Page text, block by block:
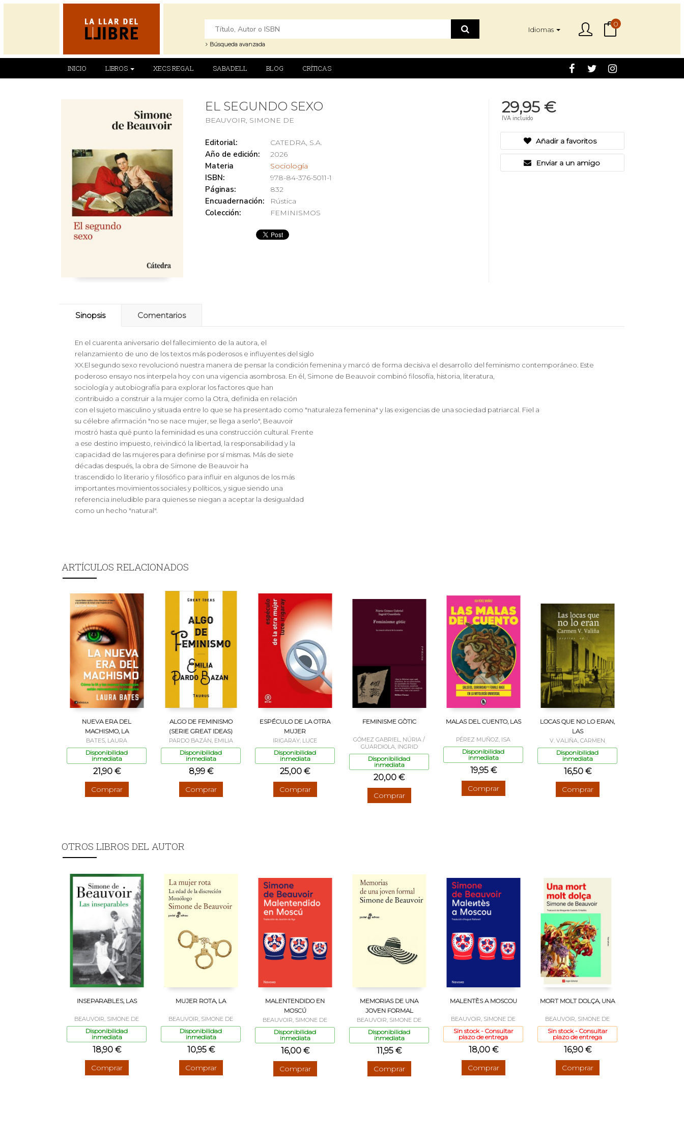
Búsqueda avanzada
Idiomas
0
INICIO LIBROS XECS REGAL SABADELL BLOG CRÍTICAS
EL SEGUNDO SEXO
BEAUVOIR, SIMONE DE
Editorial: CATEDRA, S.A.
Año de edición: 2026
Materia Sociología
ISBN: 978-84-376-5011-1
Páginas: 832
Encuadernación: Rústica
Colección: FEMINISMOS
29,95 €
IVA incluido
Añadir a favoritos
Enviar a un amigo
Sinopsis Comentarios
En el cuarenta aniversario del fallecimiento de la autora, el
relanzamiento de uno de los textos más poderosos e influyentes del siglo
XX.El segundo sexo revolucionó nuestra manera de pensar la condición femenina y marcó de forma decisiva el desarrollo del feminismo contemporáneo. Este
poderoso ensayo nos interpela hoy con una vigencia asombrosa. En él, Simone de Beauvoir combinó filosofía, historia, literatura,
sociología y autobiografía para explorar los factores que han
contribuido a construir a la mujer como la Otra, definida en relación
con el sujeto masculino y situada entre lo que se ha presentado como "naturaleza femenina" y las exigencias de una sociedad patriarcal. Fiel a
su célebre afirmación "no se nace mujer, se llega a serlo", Beauvoir
mostró hasta qué punto la feminidad es una construcción cultural. Frente
a ese destino impuesto, reivindicó la libertad, la responsabilidad y la
capacidad de las mujeres para definirse por sí mismas. Más de siete
décadas después, la obra de Simone de Beauvoir ha
trascendido lo literario y filosófico para influir en algunos de los más
importantes movimientos sociales y políticos, y sigue siendo una
referencia ineludible para quienes se niegan a aceptar la desigualdad
como un hecho "natural".
ARTÍCULOS RELACIONADOS
NUEVA ERA DEL
MACHISMO, LA
BATES, LAURA
Disponibilidad
inmediata
21,90 €
Comprar
ALGO DE FEMINISMO
(SERIE GREAT IDEAS)
PARDO BAZÁN, EMILIA
Disponibilidad
inmediata
8,99 €
Comprar
ESPÉCULO DE LA OTRA
MUJER
IRIGARAY, LUCE
Disponibilidad
inmediata
25,00 €
Comprar
FEMINISME GÒTIC
GÓMEZ GABRIEL, NÚRIA /
GUARDIOLA, INGRID
Disponibilidad
inmediata
20,00 €
Comprar
MALAS DEL CUENTO, LAS
PÉREZ MUÑOZ, ISA
Disponibilidad
inmediata
19,95 €
Comprar
LOCAS QUE NO LO ERAN,
LAS
V. VALIÑA, CARMEN
Disponibilidad
inmediata
16,50 €
Comprar
OTROS LIBROS DEL AUTOR
INSEPARABLES, LAS
BEAUVOIR, SIMONE DE
Disponibilidad
inmediata
18,90 €
Comprar
MUJER ROTA, LA
BEAUVOIR, SIMONE DE
Disponibilidad
inmediata
10,95 €
Comprar
MALENTENDIDO EN
MOSCÚ
BEAUVOIR, SIMONE DE
Disponibilidad
inmediata
16,00 €
Comprar
MEMORIAS DE UNA
JOVEN FORMAL
BEAUVOIR, SIMONE DE
Disponibilidad
inmediata
11,95 €
Comprar
MALENTÈS A MOSCOU
BEAUVOIR, SIMONE DE
Sin stock - Consultar
plazo de entrega
18,00 €
Comprar
MORT MOLT DOLÇA, UNA
BEAUVOIR, SIMONE DE
Sin stock - Consultar
plazo de entrega
16,90 €
Comprar